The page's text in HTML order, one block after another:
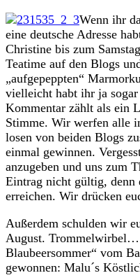
Wenn ihr
eine deutsche Adresse
Christine bis zum
Teatime auf den Blogs
„aufgepeppten“
vielleicht habt ihr ja
Kommentar zählt als ein
Stimme. Wir werfen alle
losen von beiden Blogs
einmal gewinnen.
anzugeben und uns zum
Eintrag nicht gültig, denn
erreichen. Wir drücken
Außerdem schulden wir
August.
Blaubeersommer“ vom
gewonnen: Malu´s